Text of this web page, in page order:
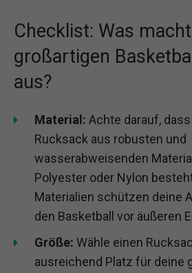
Checklist: Was
großartigen
aus?
Material: Achte darauf, dass
Rucksack aus robusten und
wasserabweisenden
Polyester oder Nylon
Materialien schützen deine
den Basketball vor äußeren
Größe: Wähle einen
ausreichend Platz für deine